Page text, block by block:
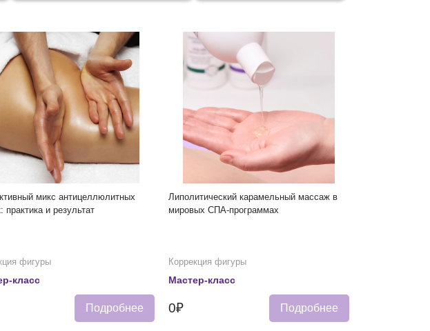
микс антицеллюлитных
практика и результат
фигуры
класс
Подробнее
Липолитический карамельный массаж в
мировых СПА-программах
Коррекция фигуры
Мастер-класс
0₽ Подробнее